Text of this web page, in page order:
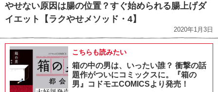
やせない原因は腸の位置？すぐ始められる腸上げダ
イエット【ラクやせメソッド・4】
2020年1月3日
こちらも読みたい
箱の中の男は、いったい誰？ 衝撃の話
題作がついにコミックスに。『箱の
男』コドモエCOMICSより発売！